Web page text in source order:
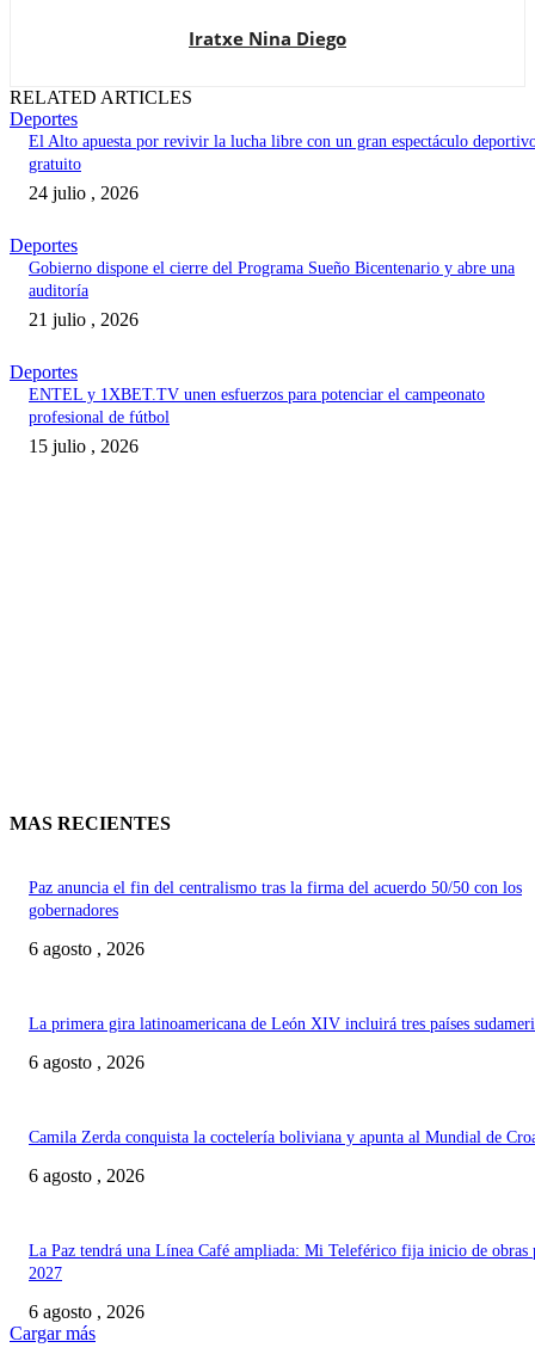
Iratxe Nina Diego
RELATED ARTICLES
Deportes
El Alto apuesta por revivir la lucha libre con un gran espectáculo
gratuito
24 julio , 2026
Deportes
Gobierno dispone el cierre del Programa Sueño Bicentenario y abre una
auditoría
21 julio , 2026
Deportes
ENTEL y 1XBET.TV unen esfuerzos para potenciar el campeonato
profesional de fútbol
15 julio , 2026
MAS RECIENTES
Paz anuncia el fin del centralismo tras la firma del acuerdo 50/50 con los
gobernadores
6 agosto , 2026
La primera gira latinoamericana de León XIV incluirá tres países
6 agosto , 2026
Camila Zerda conquista la coctelería boliviana y apunta al Mundial de
6 agosto , 2026
La Paz tendrá una Línea Café ampliada: Mi Teleférico fija inicio de obras
2027
6 agosto , 2026
Cargar más